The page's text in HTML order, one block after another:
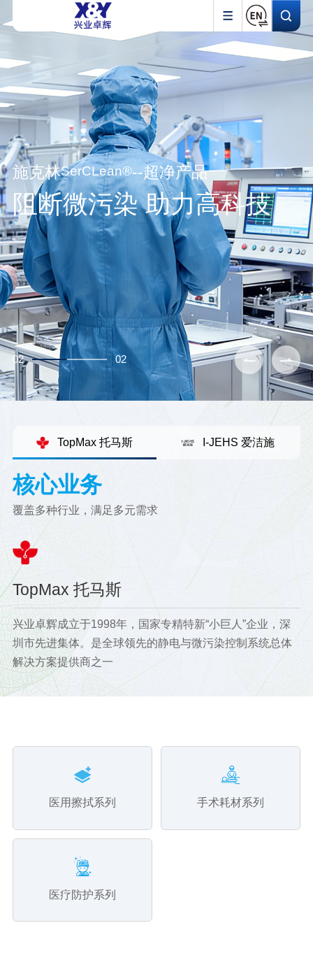
施克林SerCLean®--超净产品
阻断微污染 助力高科技
02 02
防静电系列
超净防静电环境清洁 防静电人体防护
防静电生产辅助
系列
洁净室个人防护系列 洁净室擦拭系列
洁净室工具系列
核心业务
覆盖多种行业，满足多元需求
TopMax 托马斯
兴业卓辉成立于1998年，国家专精特新“小巨人”企业，深
圳市先进集体。是全球领先的静电与微污染控制系统总体
解决方案提供商之一
医用擦拭系列 手术耗材系列
医疗防护系列
兴业卓辉成立于1998年，国家专精特新“小巨
圳市先进集体。是全球领先的静电与微污染控
解决方案提供商之一
商务差旅系列 健康洁护系列
厨房清洁防护
TopMax 托马斯 I-JEHS 爱洁施